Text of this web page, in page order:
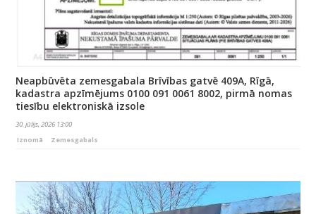
Neapbūvēta zemesgabala Brīvības gatvē 409A, Rīgā,
kadastra apzīmējums 0100 091 0061 8002, pirmā nomas
tiesību elektroniskā izsole
30. jūlijs, 2026 13:00
Iznomā
Zemesgabals